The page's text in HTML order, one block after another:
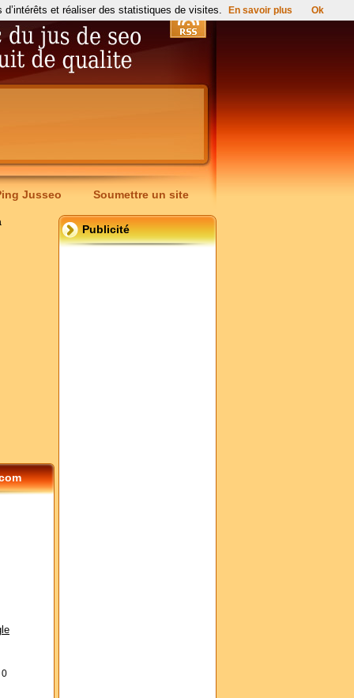
Jusseo Soumettre un site
Publicité
0
et réaliser des statistiques de visites. En savoir plus Ok